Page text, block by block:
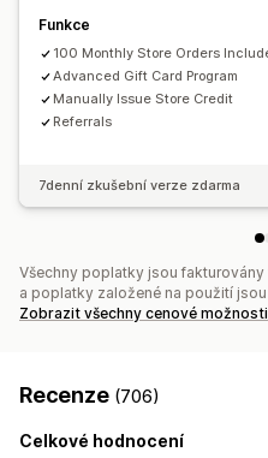
Naplánované doručení
Přednostní přístup
Události Odznaky Vlastní
Funkce
100 Monthly Store Orders
Advanced Gift Card Program
Manually Issue Store Credit
Referrals
7denní zkušební verze zdarma
Všechny poplatky jsou
a poplatky založené na použití
Zobrazit všechny cenové možnosti
Recenze (706)
Celkové hodnocení